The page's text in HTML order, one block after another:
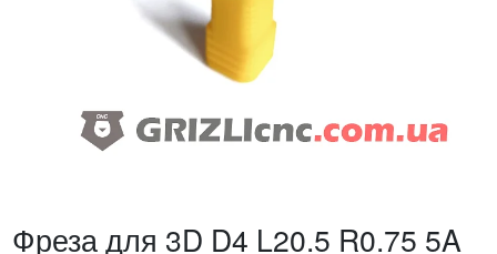
Фреза для 3D D4 L20.5 R0.75 5A